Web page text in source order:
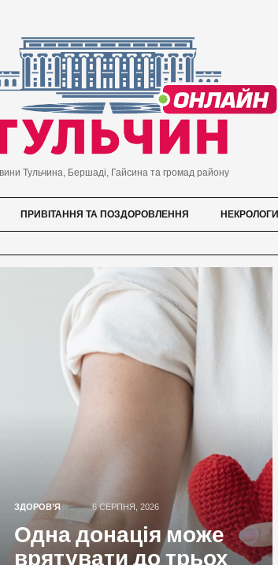
Тульчина, Бершаді, Гайсина та громад району
ПРИВІТАННЯ ТА ПОЗДОРОВЛЕННЯ НЕКРОЛОГИ
ЗДОРОВ’Я 6 СЕРПНЯ, 2026
Одна донація може
врятувати до трьох